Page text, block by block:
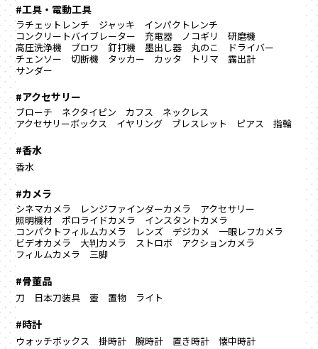
#工具・電動工具
ラチェットレンチ ジャッキ
インパクトレンチ
コンクリートバイブレーター
充電器 ノコギリ
研磨機
高圧洗浄機
ブロワ 釘打機 墨出し器 丸のこ
ドライバー
チェンソー
切断機 タッカー カッタ トリマ
露出計
サンダー
#アクセサリー
ブローチ ネクタイピン カフス
ネックレス
アクセサリーボックス
イヤリング ブレスレット ピアス 指輪
#香水
香水
#カメラ
シネマカメラ レンジファインダーカメラ
アクセサリー
照明機材
ポロライドカメラ
インスタントカメラ
コンパクトフィルムカメラ
レンズ デジカメ
一眼レフカメラ
ビデオカメラ
大判カメラ ストロボ
アクションカメラ
フィルムカメラ
三脚
#骨董品
刀 日本刀装具 壺 置物 ライト
#時計
ウォッチボックス 掛時計 腕時計 置き時計 懐中時計